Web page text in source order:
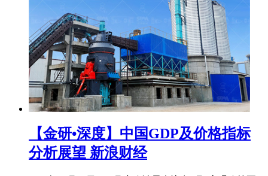
【金研•深度】中国GDP及价格指标
分析展望 新浪财经